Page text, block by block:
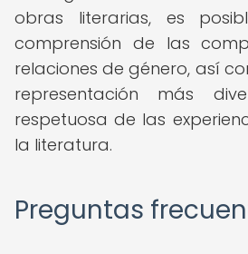
obras literarias, es
comprensión de las
relaciones de género, así
representación más
respetuosa de las
la literatura.
Preguntas